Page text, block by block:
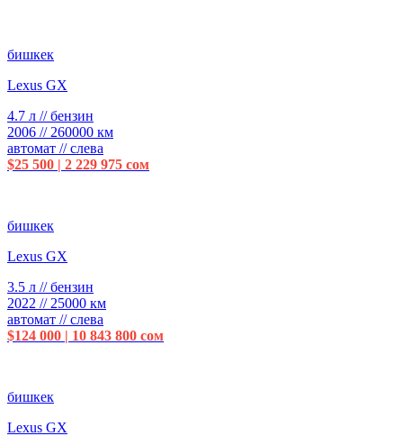
бишкек
Lexus GX
4.7 л // бензин
2006 // 260000 км
автомат // слева
$25 500 | 2 229 975 сом
бишкек
Lexus GX
3.5 л // бензин
2022 // 25000 км
автомат // слева
$124 000 | 10 843 800 сом
бишкек
Lexus GX